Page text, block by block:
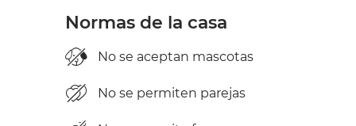
Normas de la casa
No se aceptan mascotas
No se permiten parejas